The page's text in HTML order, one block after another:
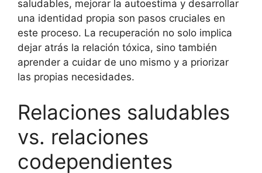
saludables, mejorar la autoestima y desarrollar
una identidad propia son pasos cruciales en
este proceso. La recuperación no solo implica
dejar atrás la relación tóxica, sino también
aprender a cuidar de uno mismo y a priorizar
las propias necesidades.
Relaciones saludables
vs. relaciones
codependientes